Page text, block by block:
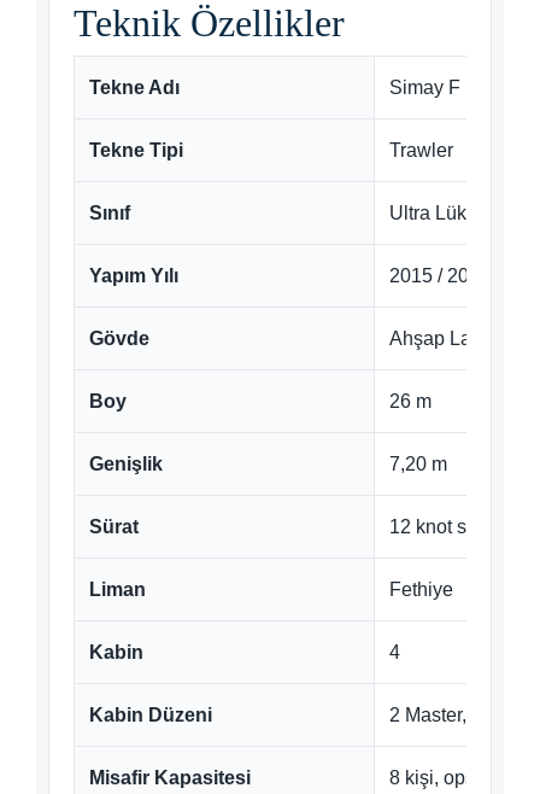
Teknik Özellikler
Tekne Adı Simay F
Tekne Tipi Trawler
Sınıf Ultra Lüks
Yapım Yılı 2015 / 2023
Gövde Ahşap Lamine
Boy 26 m
Genişlik 7,20 m
Sürat 12 knot seyir, 16
Liman Fethiye
Kabin 4
Kabin Düzeni 2 Master, 2 VIP
Misafir Kapasitesi 8 kişi, opsiyonlu